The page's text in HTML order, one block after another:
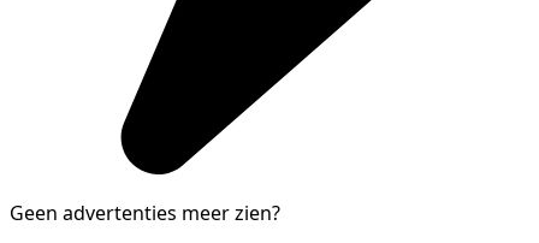
Geen advertenties meer zien?